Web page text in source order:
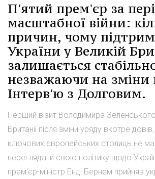
П'ятий прем'єр за
масштабної війни:
причин, чому
України у Великій
залишається
незважаючи на зміни
Інтерв'ю з Долговим.
Перший візит Володимира
Британії після зміни уряду вкотре
ключових європейських столиць не
переглядати свою політику щодо
прем'єр-міністр Енді Бернем прийняв